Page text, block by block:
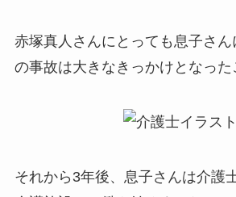
赤塚真人さんにとっても息子さん
の事故は大きなきっかけとなった
それから3年後、息子さんは介護